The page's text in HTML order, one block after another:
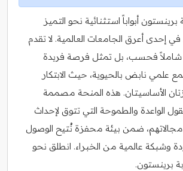
أبواباً استثنائية نحو التميز
في إحدى أعرق الجامعات العالمية. لا تقدم
شاملاً فحسب، بل تمثل فرصة فريدة
علمي نابض بالحيوية، حيث الابتكار
الأساسيتان. هذه المنحة مصممة
الواعدة والطموحة التي تتوق لإحداث
ضمن بيئة محفزة تُتيح الوصول
وشبكة عالمية من الخبراء. انطلق نحو
برينستون.